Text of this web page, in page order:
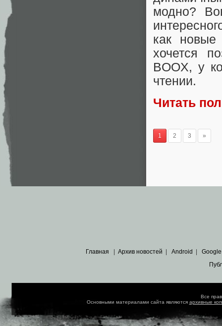
модно?
как новые
хочется
BOOX, у
чтении.
Читать
1 2 3 »
Главная | Архив новостей | Android | Google
Все
Основными материалами сайта являются архивные